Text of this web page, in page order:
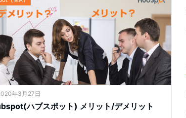
年3月27日
ハブスポット) メリット/デメリット